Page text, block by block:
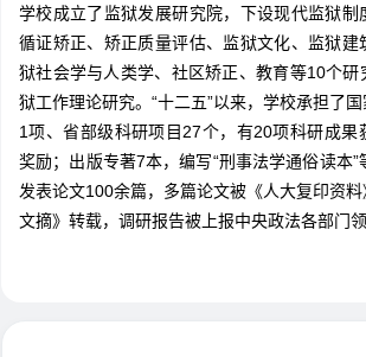
学校成立了监狱发展研究院，下设现代监狱制
循证矫正、矫正质量评估、监狱文化、监狱建
狱社会学与人类学、社区矫正、教育等10个研
狱工作理论研究。“十二五”以来，学校承担了
1项、省部级科研项目27个，有20项科研成果
奖励；出版专著7本，编写“刑事法学通俗读本
发表论文100余篇，多篇论文被《人大复印资
文摘》转载，调研报告被上报中央政法各部门领